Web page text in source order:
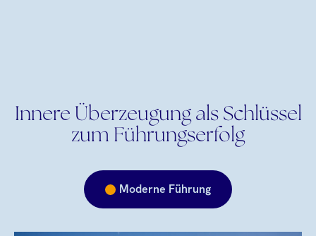
Innere Überzeugung als Schlüssel
zum Führungserfolg
Moderne Führung